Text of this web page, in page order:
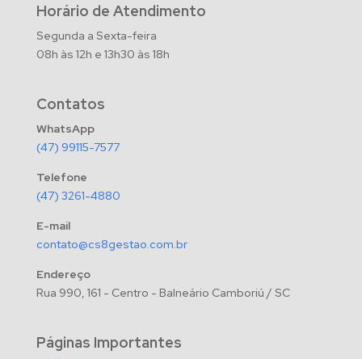
Horário de Atendimento
Segunda a Sexta-feira
08h às 12h e 13h30 às 18h
Contatos
WhatsApp
(47) 99115-7577
Telefone
(47) 3261-4880
E-mail
contato@cs8gestao.com.br
Endereço
Rua 990, 161 - Centro - Balneário Camboriú / SC
Páginas Importantes